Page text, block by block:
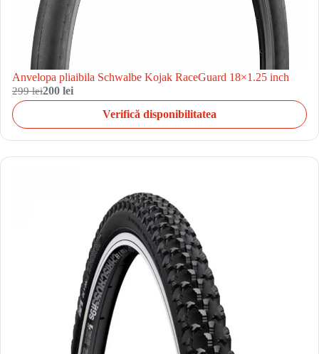
Anvelopa pliaibila Schwalbe Kojak RaceGuard 18×1.25 inch
299 lei200 lei
Verifică disponibilitatea